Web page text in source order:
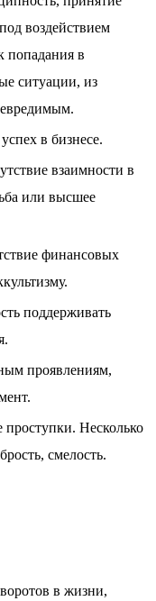
воздействием
попадания в
ситуации, из
в бизнесе.
взаимности в
или высшее
финансовых
поддерживать
проявлениям,
проступки. Несколько
смелость.
в жизни,